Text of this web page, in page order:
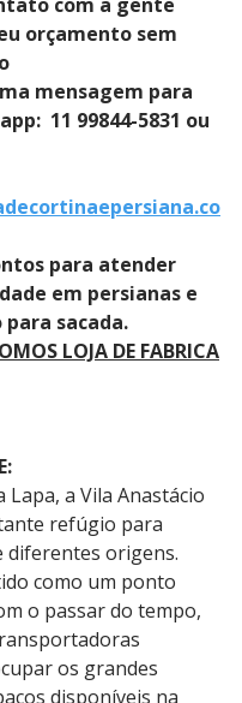
orçamento sem
mensagem para
11 99844-5831 ou
para atender
em persianas e
sacada.
LOJA DE FABRICA
a Vila Anastácio
refúgio para
diferentes origens.
como um ponto
o passar do tempo,
os grandes
disponíveis na